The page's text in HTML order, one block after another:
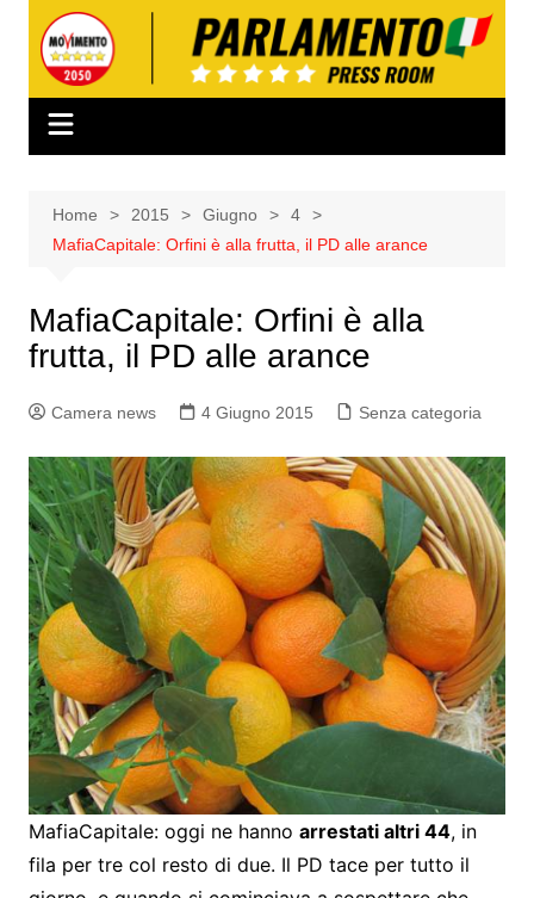
contenuto
Home 2015 Giugno
4
MafiaCapitale: Orfini è alla frutta, il PD alle arance
MafiaCapitale: Orfini è alla
frutta, il PD alle arance
Camera news 4 Giugno 2015 Senza categoria
MafiaCapitale: oggi ne hanno arrestati altri 44, in
fila per tre col resto di due. Il PD tace per tutto il